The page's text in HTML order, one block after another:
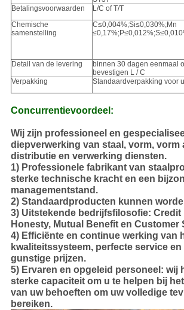
Betalingsvoorwaarden
L/C of T/T
Chemische
samenstelling
C≤0,004%;Si≤0,030%;Mn
Detail van de levering
binnen 30 dagen eenmaal
bevestigen L / C
Verpakking
Standaardverpakking voor
Concurrentievoordeel:
Wij zijn professioneel en
diepverwerking van staal, vorm, vorm
distributie en verwerking diensten.
1) Professionele fabrikant van
sterke technische kracht en een
managementstand.
2) Standaardproducten kunnen
3) Uitstekende bedrijfsfilosofie: Credit
Honesty, Mutual Benefit en Customer
4) Efficiënte en continue werking van
kwaliteitssysteem, perfecte service en
gunstige prijzen.
5) Ervaren en opgeleid personeel: wij
sterke capaciteit om u te helpen bij
van uw behoeften om uw volledige
bereiken.